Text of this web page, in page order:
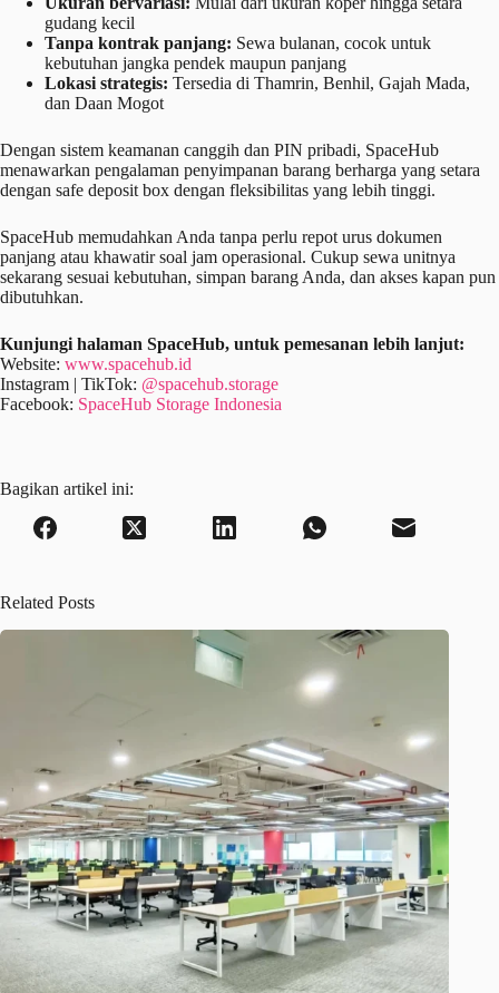
gudang kecil
Tanpa kontrak panjang: Sewa bulanan, cocok untuk
kebutuhan jangka pendek maupun panjang
Lokasi strategis: Tersedia di Thamrin, Benhil, Gajah Mada,
dan Daan Mogot
Dengan sistem keamanan canggih dan PIN pribadi, SpaceHub
menawarkan pengalaman penyimpanan barang berharga yang setara
dengan safe deposit box dengan fleksibilitas yang lebih tinggi.
SpaceHub memudahkan Anda tanpa perlu repot urus dokumen
panjang atau khawatir soal jam operasional. Cukup sewa unitnya
sekarang sesuai kebutuhan, simpan barang Anda, dan akses kapan pun
dibutuhkan.
Kunjungi halaman SpaceHub, untuk pemesanan lebih lanjut:
Website: www.spacehub.id
Instagram | TikTok: @spacehub.storage
Facebook: SpaceHub Storage Indonesia
Bagikan artikel ini:
Related Posts